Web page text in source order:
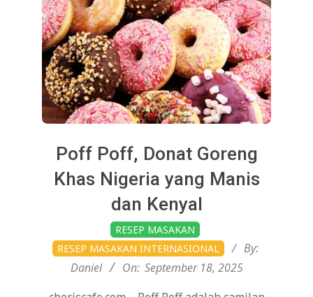
Poff Poff, Donat Goreng
Khas Nigeria yang Manis
dan Kenyal
09-
18
RESEP MASAKAN
RESEP MASAKAN INTERNASIONAL
By:
Daniel
On: September 18, 2025